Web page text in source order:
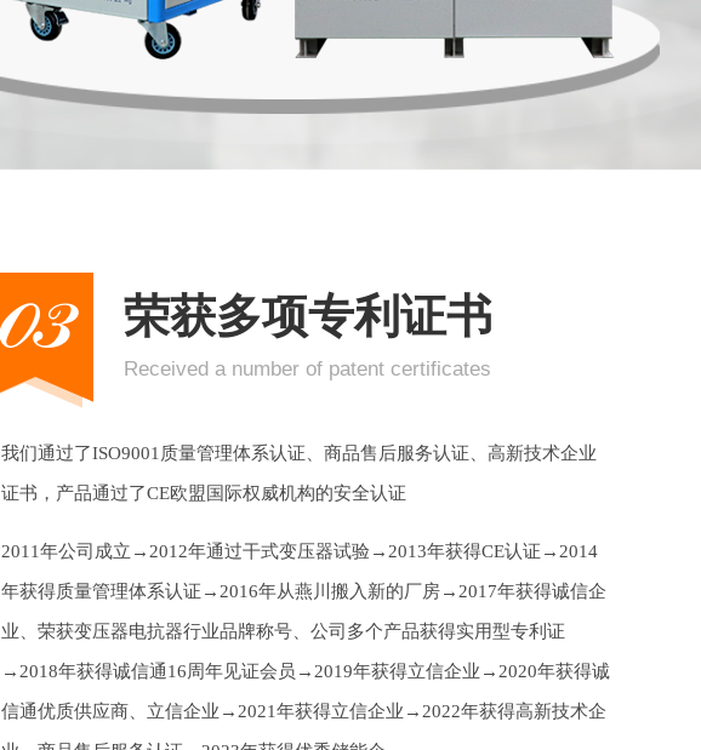
荣获多项专利证书
Received a number of patent certificates
我们通过了ISO9001质量管理体系认证、商品售后服务认证、高新技术企业
证书，产品通过了CE欧盟国际权威机构的安全认证
2011年公司成立→2012年通过干式变压器试验→2013年获得CE认证→2014
年获得质量管理体系认证→2016年从燕川搬入新的厂房→2017年获得诚信企
业、荣获变压器电抗器行业品牌称号、公司多个产品获得实用型专利证
→2018年获得诚信通16周年见证会员→2019年获得立信企业→2020年获得诚
信通优质供应商、立信企业→2021年获得立信企业→2022年获得高新技术企